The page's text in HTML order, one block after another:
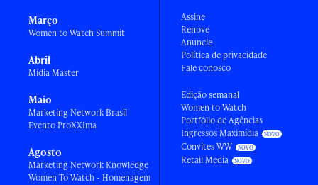
Março
Women to Watch Summit
Abril
Mídia Master
Maio
Marketing Network Brasil
Evento ProXXIma
Agosto
Marketing Network Knowledge
Women To Watch - Homenagem
Assine
Renove
Anuncie
Política de privacidade
Fale conosco
Edição semanal
Women to Watch
Portfólio de Agências
Ingressos Maximídia
Convites WW
Retail Media